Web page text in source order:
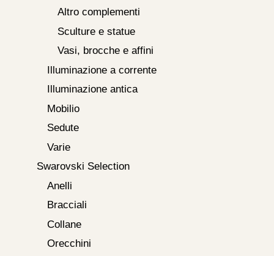
Altro complementi
Sculture e statue
Vasi, brocche e affini
Illuminazione a corrente
Illuminazione antica
Mobilio
Sedute
Varie
Swarovski Selection
Anelli
Bracciali
Collane
Orecchini